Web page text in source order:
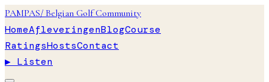
PAMPAS/ Belgian Golf Community
HomeAfleveringenBlogCourse
RatingsHostsContact
▶ Listen